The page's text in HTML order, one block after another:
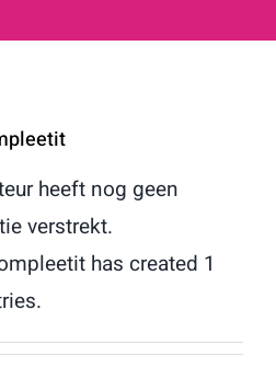
heeft nog geen
verstrekt.
has created 1